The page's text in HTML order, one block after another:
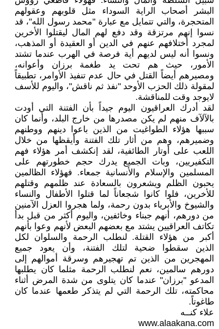
البشر أصحاب الراية السوداء مثل قلوبهم وعقولهم
المتحجرة، والتي تتمايل مع عبارة "محمد رسول الله"، قد
نسوا إنهم مرتزقة وقد دفع لهم المال ليقتلوا الأخرين
لمجرد أختلافهم عنهم في الدين أو العقيدة أو المذهب،
ونسوا أنه ليس لديهم أية فرصة في الهرب عندما تشتد
الأمور، حيث هم تحت يد طغمة برزان وأعوانه،
ومصيرهم أيضاً القتل في حال عدم تنفيذ الأوامر، تطبيقاً
لمقولة ذلك الحزب الأوحد "نفذ ثم ناقش"، واليوم للأسف
لايوجد وقت للمناقشة.
لقد أدرك العراقيون اليوم جيداً بأن الفتنة التي أودت
بالآلآف منهم لم يكن مصدرها من خارج البلد، وأنما كان
سببها هؤلاء الطواغيت من الذين باعوا دينهم ووطنهم
وضميرهم، وهم من أثار تلك الفتنة وأيقظها من خلال
اللعب على أوتار الطائفية، لقد إنكشف أمر هؤلاء فهم
التكفيريين، وبات الجميع يدرك حجم خطورتهم على
المسلمين والإسلام والأنسانية جمعاء. فهؤلاء الظالمين
يحبون الظلم ويشعرون بالسعادة عند ظلمهم وقتلهم
للأخرين، فلوا كانوا شجعاناً لما قتلوا الأطفال والنساء
والشيوخ والأبرياء بدون رحمة، ولما هجروا العزل الآمنين
من دورهم، أنهم جبناء وخائفين، واليوم أكثر من قبل بدأ
تكاتف العراقيين يشتد مع بعضهم البعض لأنهم وعوا بأنهم
أكبر من هؤلاء القتلة. لنطلب الرحمة والسلوان لكل
الذين سقطوا ضحية لتلك الفتنة، وأن يعود جميع
المهجرين من الذين تم تهجيرهم وسرقة أموالهم إلى
دورهم سالمين، نعم لنطلب الرحمة مثلما كان يطلبها
المدعو "برزان" عندما كان يتلوى من شدة المرض أثناء
محاكمته، تلك الرحمة التي لم يتذكر طعمها عندما كان
طاغوتاً.
علاء كنــه
www.alaakana.com